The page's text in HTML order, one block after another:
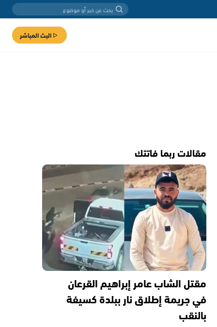
البث المباشر
مقالات ربما فاتتك
مقتل الشاب عامر إبراهيم القرعان
في جريمة إطلاق نار ببلدة كسيفة
بالنقب